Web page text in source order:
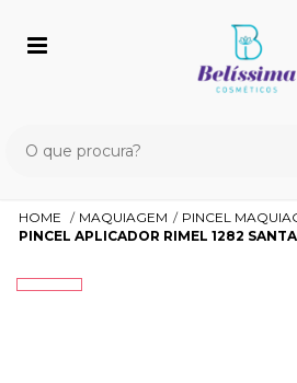
HOME MAQUIAGEM
PINCEL
PINCEL APLICADOR RIMEL 1282